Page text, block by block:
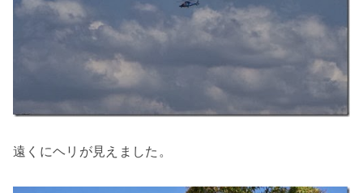
遠くにヘリが見えました。